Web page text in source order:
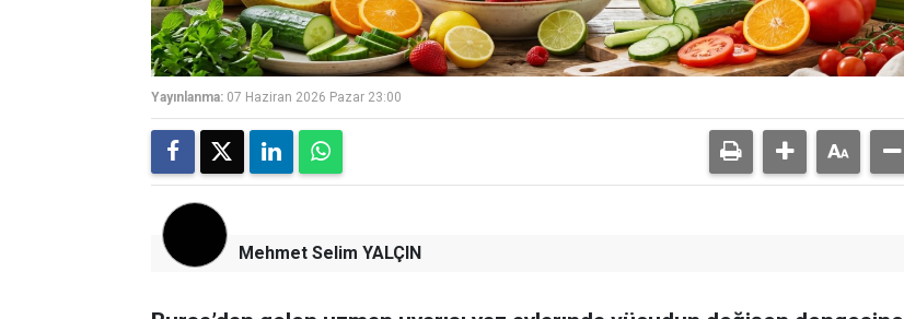
Yayınlanma: 07 Haziran 2026 Pazar 23:00
Mehmet Selim YALÇIN